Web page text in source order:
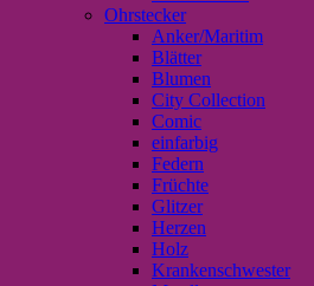
Ohrstecker
Anker/Maritim
Blätter
Blumen
City Collection
Comic
einfarbig
Federn
Früchte
Glitzer
Herzen
Holz
Krankenschwester